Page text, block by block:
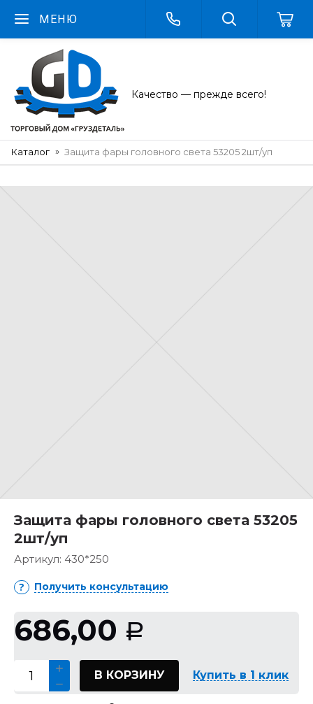
МЕНЮ
Качество — прежде всего!
Каталог Защита фары головного света 53205 2шт/уп
Защита фары головного света 53205
2шт/уп
Артикул: 430*250
Получить консультацию
686,00 Р
В КОРЗИНУ Купить в 1 клик